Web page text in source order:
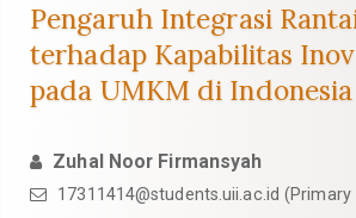
Pengaruh Integrasi
terhadap Kapabilitas
pada UMKM di Indonesia
Zuhal Noor Firmansyah
17311414@students.uii.ac.id